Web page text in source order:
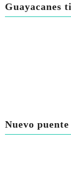
Guayacanes
Nuevo